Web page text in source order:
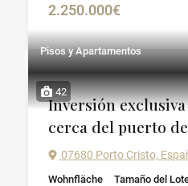
2.250.000€
42
Pisos y Apartamentos
Inversión
cerca del puerto
07680 Porto Cristo,
Wohnfläche
Tamaño del